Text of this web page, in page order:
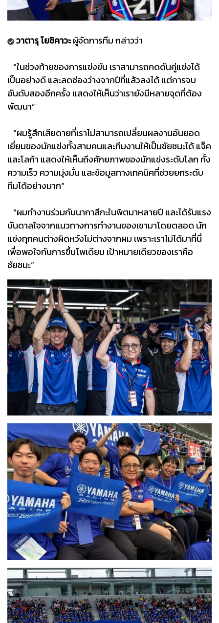
วาตารุ โยชิคาวะผู้จัดการทีม กล่าวว่า
“ในช่วงท้ายของการแข่งขัน เราสามารถกดดันคู่แข่งได้
เป็นอย่างดี และลดช่องว่างจากปีที่แล้วลงได้ แต่การจบ
อันดับสองอีกครั้ง แสดงให้เห็นว่าเรายังมีหลายจุดที่ต้อง
พัฒนา”
“ผมรู้สึกเสียดายที่เราไม่สามารถเปลี่ยนผลงานอันยอด
เยี่ยมของนักแข่งทั้งสามคนและทีมงานให้เป็นชัยชนะได้ แจ็ค
และโลก้า แสดงให้เห็นถึงศักยภาพของนักแข่งระดับโลก ทั้ง
ความเร็ว ความมุ่งมั่น และข้อมูลทางเทคนิคที่ช่วยยกระดับ
ทีมได้อย่างมาก”
“ผมทำงานร่วมกับนากาสึกะในพิตมาหลายปี และได้รับแรง
บันดาลใจจากแนวทางการทำงานของเขามาโดยตลอด นัก
แข่งทุกคนต่างผิดหวังไม่ต่างจากผม เพราะเราไม่ได้มาที่นี่
เพื่อพอใจกับการขึ้นโพเดียม เป้าหมายเดียวของเราคือ
ชัยชนะ”